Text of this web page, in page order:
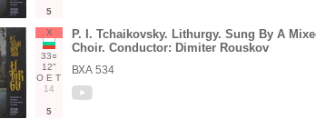
5
Х
33○
12"
О Е Т
14
5
P. I. Tchaikovsky. Lithurgy. Sung By A
Choir. Conductor: Dimiter Rouskov
ВХА 534